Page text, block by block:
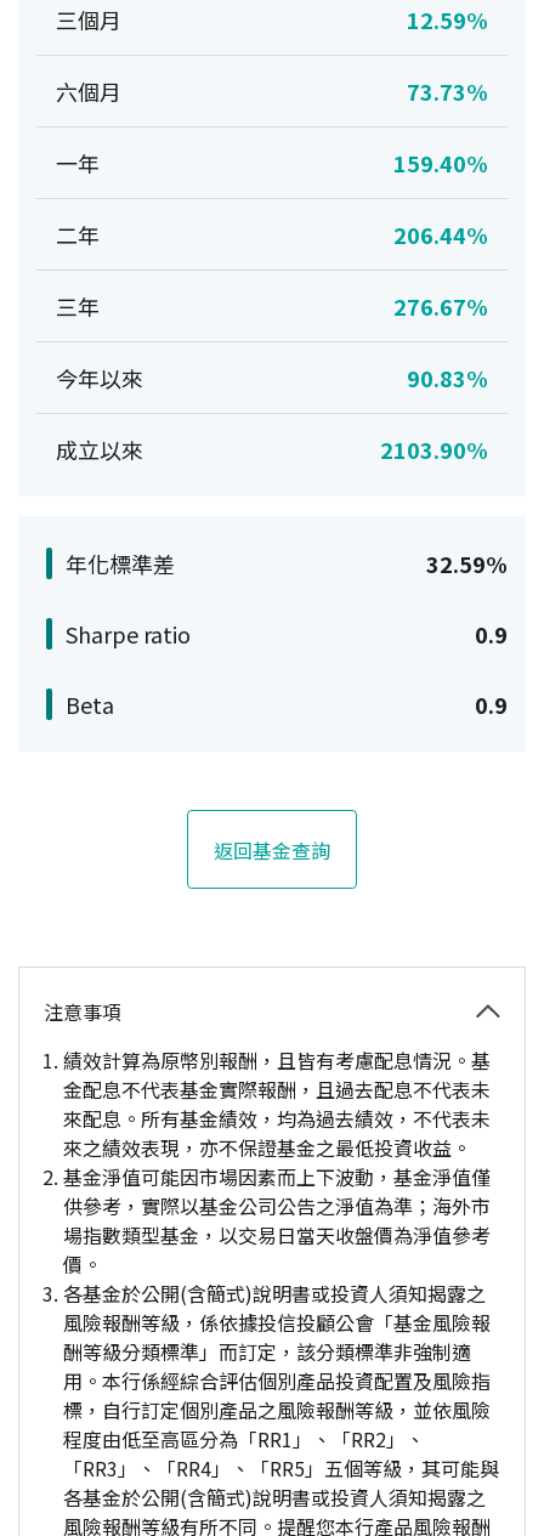
三個月 12.59%
六個月 73.73%
一年 159.40%
二年 206.44%
三年 276.67%
今年以來 90.83%
成立以來 2103.90%
年化標準差 32.59%
Sharpe ratio 0.9
Beta 0.9
返回基金查詢
注意事項
績效計算為原幣別報酬，且皆有考慮配息情況。基
金配息不代表基金實際報酬，且過去配息不代表未
來配息。所有基金績效，均為過去績效，不代表未
來之績效表現，亦不保證基金之最低投資收益。
基金淨值可能因市場因素而上下波動，基金淨值僅
供參考，實際以基金公司公告之淨值為準；海外市
場指數類型基金，以交易日當天收盤價為淨值參考
價。
各基金於公開(含簡式)說明書或投資人須知揭露之
風險報酬等級，係依據投信投顧公會「基金風險報
酬等級分類標準」而訂定，該分類標準非強制適
用。本行係經綜合評估個別產品投資配置及風險指
標，自行訂定個別產品之風險報酬等級，並依風險
程度由低至高區分為「RR1」、「RR2」、
「RR3」、「RR4」、「RR5」五個等級，其可能與
各基金於公開(含簡式)說明書或投資人須知揭露之
風險報酬等級有所不同。提醒您本行產品風險報酬